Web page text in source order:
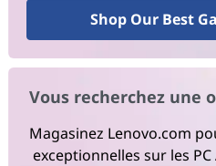
Shop Our Best
Vous recherchez une
Magasinez Lenovo.com
exceptionnelles sur les